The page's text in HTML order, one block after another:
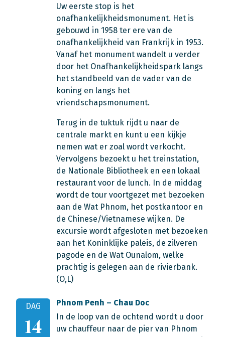
Uw eerste stop is het
onafhankelijkheidsmonument. Het is
gebouwd in 1958 ter ere van de
onafhankelijkheid van Frankrijk in 1953.
Vanaf het monument wandelt u verder
door het Onafhankelijkheidspark langs
het standbeeld van de vader van de
koning en langs het
vriendschapsmonument.
Terug in de tuktuk rijdt u naar de
centrale markt en kunt u een kijkje
nemen wat er zoal wordt verkocht.
Vervolgens bezoekt u het treinstation,
de Nationale Bibliotheek en een lokaal
restaurant voor de lunch. In de middag
wordt de tour voortgezet met bezoeken
aan de Wat Phnom, het postkantoor en
de Chinese/Vietnamese wijken. De
excursie wordt afgesloten met bezoeken
aan het Koninklijke paleis, de zilveren
pagode en de Wat Ounalom, welke
prachtig is gelegen aan de rivierbank.
(O,L)
DAG
14
Phnom Penh – Chau Doc
In de loop van de ochtend wordt u door
uw chauffeur naar de pier van Phnom